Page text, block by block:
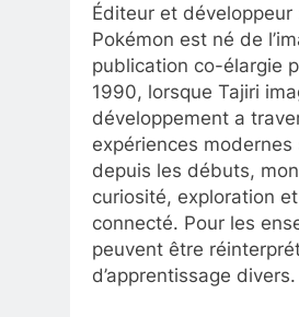
Éditeur et développeur
Pokémon est né de
publication co-élargie
1990, lorsque Tajiri
développement a
expériences
depuis les débuts,
curiosité, exploration
connecté. Pour les
peuvent être
d’apprentissage divers.